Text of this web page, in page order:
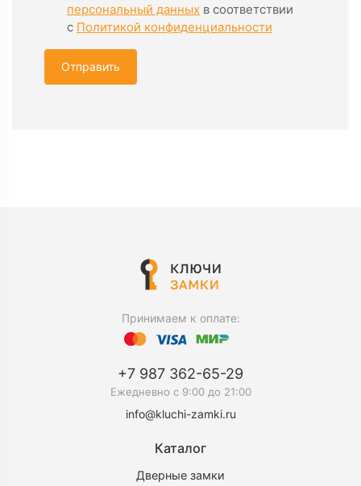
персональный данных в соответствии
с Политикой конфиденциальности
Отправить
Принимаем к оплате:
Каталог
Дверные замки
+7 987 362-65-29
Ежедневно c 9:00 до 21:00
info@kluchi-zamki.ru